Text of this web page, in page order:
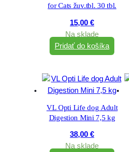
for Cats žuv.tbl. 30 tbl.
15,00€
Na sklade
Pridať do košíka
VL Opti Life dog Adult
Digestion Mini 7,5 kg
38,00€
Na sklade